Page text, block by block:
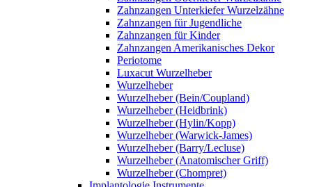
Zahnzangen Unterkiefer Wurzelzähne
Zahnzangen für Jugendliche
Zahnzangen für Kinder
Zahnzangen Amerikanisches Dekor
Periotome
Luxacut Wurzelheber
Wurzelheber
Wurzelheber (Bein/Coupland)
Wurzelheber (Heidbrink)
Wurzelheber (Hylin/Kopp)
Wurzelheber (Warwick-James)
Wurzelheber (Barry/Lecluse)
Wurzelheber (Anatomischer Griff)
Wurzelheber (Chompret)